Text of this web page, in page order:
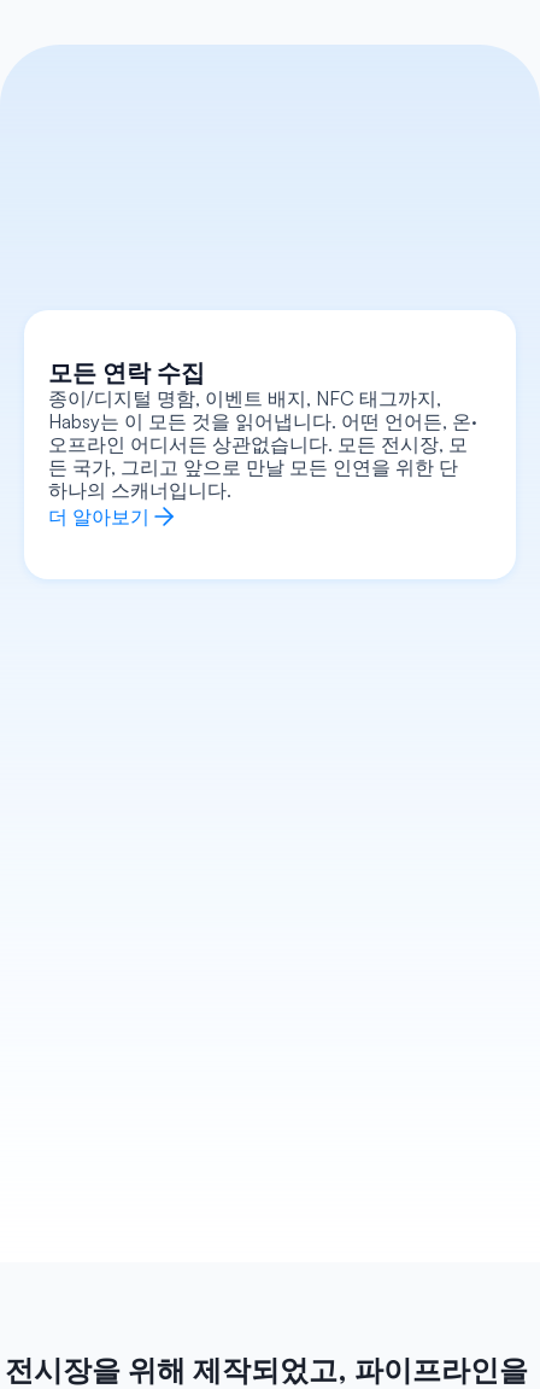
모든 연락 수집
종이/디지털 명함, 이벤트 배지, NFC 태그까지,
Habsy는 이 모든 것을 읽어냅니다. 어떤 언어든, 온·
오프라인 어디서든 상관없습니다. 모든 전시장, 모
든 국가, 그리고 앞으로 만날 모든 인연을 위한 단
하나의 스캐너입니다.
더 알아보기
모든 콘텍스트를 캡처하세요
명함에 음성 메모를 녹음하고, 텍스트 메모를 추가
하며, 사진이나 셀피를 첨부하고, 관심 신호를 기록
하는 등 모든 정보를 명함에 연동하여 관리하세요.
단순히 이름과 전화번호뿐만 아니라, 만남의 모든
맥락이 담긴 완벽한 정보를 가지고 돌아가실 수 있
습니다.
더 알아보기
전시장을 위해 제작되었고, 파이프라인을